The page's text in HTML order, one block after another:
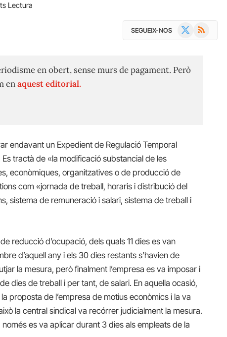
Lectura
SEGUEIX-NOS RSS
en obert, sense murs de pagament. Però
enaquest editorial.
endavant un Expedient de Regulació Temporal
tractà de «la modificació substancial de les
econòmiques, organitzatives o de producció de
com «jornada de treball, horaris i distribució del
sistema de remuneració i salari, sistema de treball i
reducció d’ocupació, dels quals 11 dies es van
d’aquell any i els 30 dies restants s’havien de
la mesura, però finalment l’empresa es va imposar i
dies de treball i per tant, de salari. En aquella ocasió,
proposta de l’empresa de motius econòmics i la va
la central sindical va recórrer judicialment la mesura.
només es va aplicar durant 3 dies als empleats de la